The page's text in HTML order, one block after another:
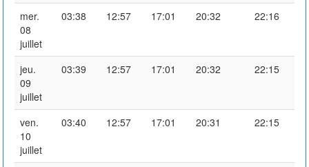
mer.
08
juillet
03:38 12:57 17:01 20:32 22:16
jeu.
09
juillet
03:39 12:57 17:01 20:32 22:15
ven.
10
juillet
03:40 12:57 17:01 20:31 22:15